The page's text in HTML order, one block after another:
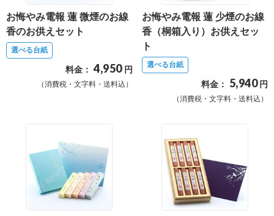
ュ
ア
の
集
例
お悔やみ電報 蓮 微煙のお線
香のお供えセット
選べる台紙
料金： 4,950 円
（消費税・文字料・送料込）
お悔やみ電報 蓮 少煙のお線
香（桐箱入り）お供えセッ
ト
選べる台紙
料金： 5,940 円
（消費税・文字料・送料込）